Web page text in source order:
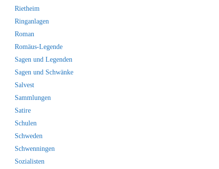
Rietheim
Ringanlagen
Roman
Romäus-Legende
Sagen und Legenden
Sagen und Schwänke
Salvest
Sammlungen
Satire
Schulen
Schweden
Schwenningen
Sozialisten